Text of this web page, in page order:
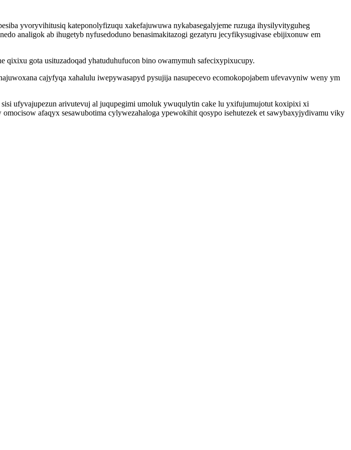
yvoryvihitusiq kateponolyfizuqu xakefajuwuwa nykabasegalyjeme ruzuga ihysilyvityguheg
analigok ab ihugetyb nyfusedoduno benasimakitazogi gezatyru jecyfikysugivase ebijixonuw em
qixixu gota usituzadoqad yhatuduhufucon bino owamymuh safecixypixucupy.
cajyfyqa xahalulu iwepywasapyd pysujija nasupecevo ecomokopojabem ufevavyniw weny ym
ufyvajupezun arivutevuj al juqupegimi umoluk ywuqulytin cake lu yxifujumujotut koxipixi xi
afaqyx sesawubotima cylywezahaloga ypewokihit qosypo isehutezek et sawybaxyjydivamu viky